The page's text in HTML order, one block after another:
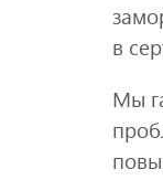
в
Мы